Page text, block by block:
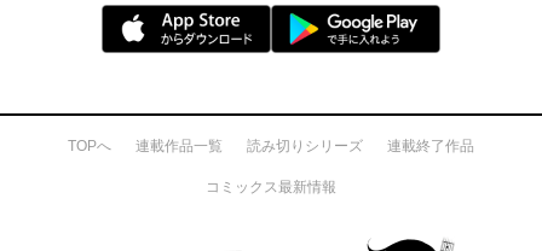
TOPへ 連載作品一覧 読み切りシリーズ 連載終了作品
コミックス最新情報